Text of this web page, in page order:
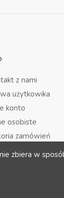
z nami
użytkowika
konto
osobiste
zamówień
zbiera w